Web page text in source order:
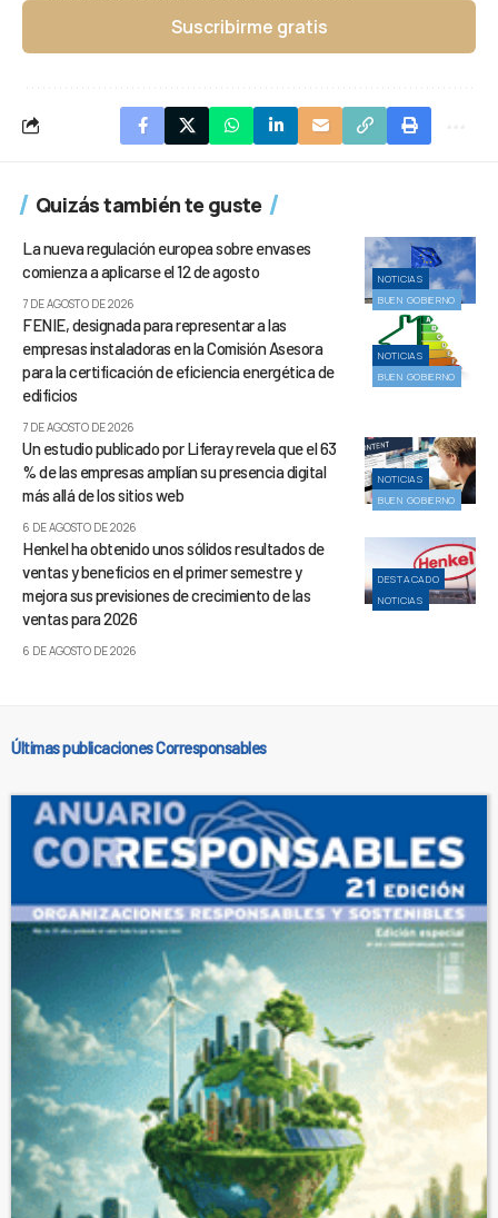
Suscribirme gratis
Quizás también te guste
NOTICIAS
BUEN GOBIERNO
La nueva regulación europea sobre envases
comienza a aplicarse el 12 de agosto
7 DE AGOSTO DE 2026
NOTICIAS
BUEN GOBIERNO
FENIE, designada para representar a las
empresas instaladoras en la Comisión Asesora
para la certificación de eficiencia energética de
edificios
7 DE AGOSTO DE 2026
NOTICIAS
BUEN GOBIERNO
Un estudio publicado por Liferay revela que el 63
% de las empresas amplían su presencia digital
más allá de los sitios web
6 DE AGOSTO DE 2026
DESTACADO
NOTICIAS
Henkel ha obtenido unos sólidos resultados de
ventas y beneficios en el primer semestre y
mejora sus previsiones de crecimiento de las
ventas para 2026
6 DE AGOSTO DE 2026
Últimas publicaciones Corresponsables